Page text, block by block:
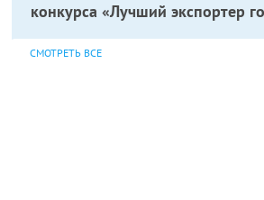
конкурса «Лучший экспортер
СМОТРЕТЬ ВСЕ